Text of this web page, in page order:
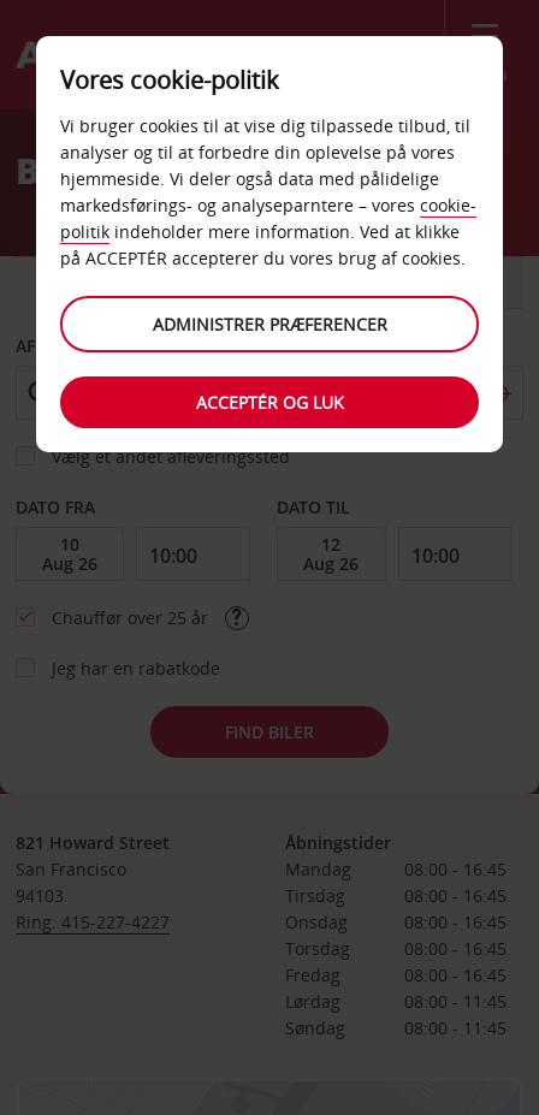
Menu
Welcome
AvisBilleje Howard Street CA
AFHENT FRA
Vælg et andet afleveringssted
DATO FRA DATO TIL
Chauffør over 25 år
Jeg har en rabatkode
FIND BILER
821 Howard Street
San Francisco
94103
Ring: 415-227-4227
Åbningstider
Mandag
08:00 - 16:45
Tirsdag
08:00 - 16:45
Onsdag
08:00 - 16:45
Torsdag
08:00 - 16:45
Fredag
08:00 - 16:45
Lørdag
08:00 - 11:45
Søndag
08:00 - 11:45
Vores cookie-politik
Vi bruger cookies til at vise dig tilpassede tilbud, til
analyser og til at forbedre din oplevelse på vores
hjemmeside. Vi deler også data med pålidelige
markedsførings- og analyseparntere – vores cookie-
politik indeholder mere information. Ved at klikke
på ACCEPTÉR accepterer du vores brug af cookies.
ADMINISTRER PRÆFERENCER
ACCEPTÉR OG LUK